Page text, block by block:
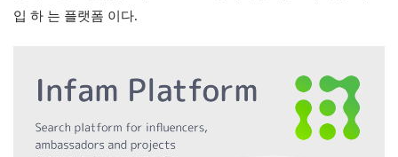
입 하 는 플랫폼 이다.